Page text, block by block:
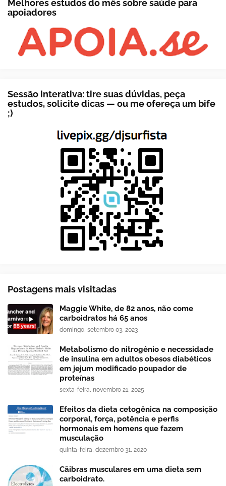
Melhores estudos do mês sobre saúde para
apoiadores
Sessão interativa: tire suas dúvidas, peça
estudos, solicite dicas — ou me ofereça um bife
;)
Postagens mais visitadas
Maggie White, de 82 anos, não come
carboidratos há 65 anos
domingo, setembro 03, 2023
Metabolismo do nitrogênio e necessidade
de insulina em adultos obesos diabéticos
em jejum modificado poupador de
proteínas
sexta-feira, novembro 21, 2025
Efeitos da dieta cetogênica na composição
corporal, força, potência e perfis
hormonais em homens que fazem
musculação
quinta-feira, dezembro 31, 2020
Cãibras musculares em uma dieta sem
carboidrato.